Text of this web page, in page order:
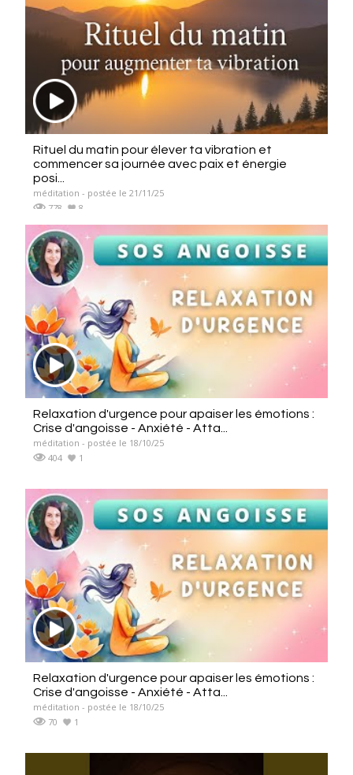
Rituel du matin pour élever ta vibration et
commencer sa journée avec paix et énergie
posi...
méditation - postée le 21/11/25
778
8
Relaxation d'urgence pour apaiser les émotions :
Crise d'angoisse - Anxiété - Atta...
méditation - postée le 18/10/25
404
1
Relaxation d'urgence pour apaiser les émotions :
Crise d'angoisse - Anxiété - Atta...
méditation - postée le 18/10/25
70
1